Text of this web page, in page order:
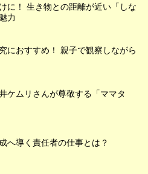
に！ 生き物との距離が近い「しな
力
におすすめ！ 親子で観察しながら
ケムリさんが尊敬する「ママタ
へ導く責任者の仕事とは？